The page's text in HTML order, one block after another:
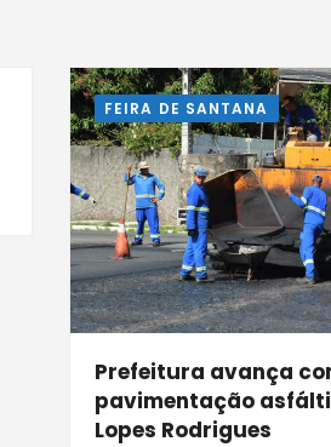
FEIRA DE SANTANA
Prefeitura avança
pavimentação
Lopes Rodrigues